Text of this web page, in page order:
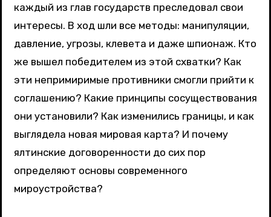
каждый из глав государств преследовал свои
интересы. В ход шли все методы: манипуляции,
давление, угрозы, клевета и даже шпионаж. Кто
же вышел победителем из этой схватки? Как
эти непримиримые противники смогли прийти к
соглашению? Какие принципы сосуществования
они установили? Как изменились границы, и как
выглядела новая мировая карта? И почему
ялтинские договоренности до сих пор
определяют основы современного
мироустройства?